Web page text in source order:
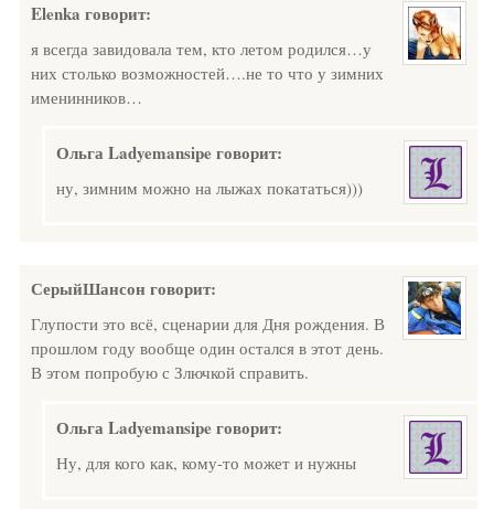
Elenka говорит:
я всегда завидовала тем, кто летом родился…у
них столько возможностей….не то что у зимних
именинников…
Ольга Ladyemansipe говорит:
ну, зимним можно на лыжах покататься)))
СерыйШансон говорит:
Глупости это всё, сценарии для Дня рождения. В
прошлом году вообще один остался в этот день.
В этом попробую с Злючкой справить.
Ольга Ladyemansipe говорит:
Ну, для кого как, кому-то может и нужны